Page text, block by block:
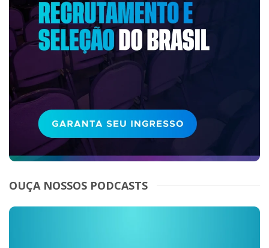
OUÇA NOSSOS PODCASTS